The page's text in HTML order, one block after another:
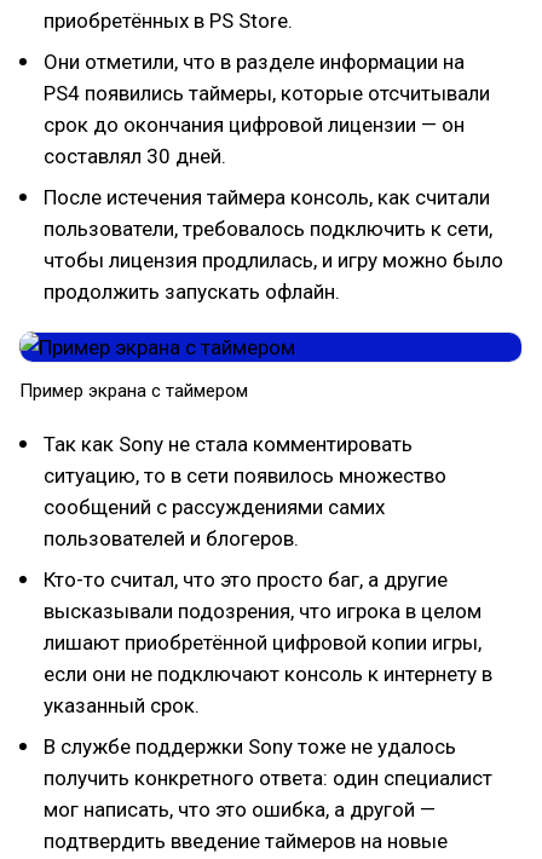
приобретённых в PS Store.
Они отметили, что в разделе информации на
PS4 появились таймеры, которые отсчитывали
срок до окончания цифровой лицензии — он
составлял 30 дней.
После истечения таймера консоль, как считали
пользователи, требовалось подключить к сети,
чтобы лицензия продлилась, и игру можно было
продолжить запускать офлайн.
Пример экрана с таймером
Так как Sony не стала комментировать
ситуацию, то в сети появилось множество
сообщений с рассуждениями самих
пользователей и блогеров.
Кто-то считал, что это просто баг, а другие
высказывали подозрения, что игрока в целом
лишают приобретённой цифровой копии игры,
если они не подключают консоль к интернету в
указанный срок.
В службе поддержки Sony тоже не удалось
получить конкретного ответа: один специалист
мог написать, что это ошибка, а другой —
подтвердить введение таймеров на новые